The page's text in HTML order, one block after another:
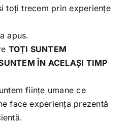
toți trecem prin experiențe
apus.
TOȚI SUNTEM
ÎN ACELAȘI TIMP
ființe umane ce
face experiența prezentă